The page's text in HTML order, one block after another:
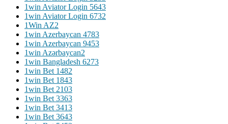
1win Aviator Login 5643
1win Aviator Login 6732
1Win AZ2
1win Azerbaycan 4783
1win Azerbaycan 9453
1win Azərbaycan2
1win Bangladesh 6273
1win Bet 1482
1win Bet 1843
1win Bet 2103
1win Bet 3363
1win Bet 3413
1win Bet 3643